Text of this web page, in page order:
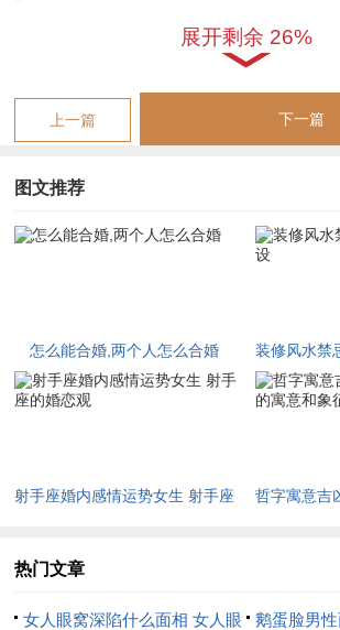
2027年安葬吉日一览表 2027年12月安葬吉
2027年农历十二月安床吉日 2027年正月安
☑2027年修坟吉日一览表 2027年农历2月修
☑2027年阴历十二月开光吉日 2027年12月
展开剩余 26%
上一篇 下一篇
图文推荐
怎么能合婚,两个人怎么合婚 装修风水禁
射手座婚内感情运势女生 射手座
哲字寓意吉
热门文章
女人眼窝深陷什么面相 女人眼
鹅蛋脸男